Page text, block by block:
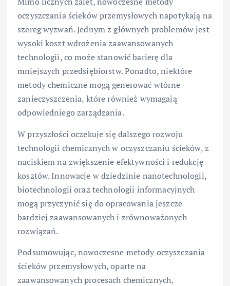
oczyszczania ścieków przemysłowych napotykają na
szereg wyzwań. Jednym z głównych problemów jest
wysoki koszt wdrożenia zaawansowanych
technologii, co może stanowić barierę dla
mniejszych przedsiębiorstw. Ponadto, niektóre
metody chemiczne mogą generować wtórne
zanieczyszczenia, które również wymagają
odpowiedniego zarządzania.
W przyszłości oczekuje się dalszego rozwoju
technologii chemicznych w oczyszczaniu ścieków, z
naciskiem na zwiększenie efektywności i redukcję
kosztów. Innowacje w dziedzinie nanotechnologii,
biotechnologii oraz technologii informacyjnych
mogą przyczynić się do opracowania jeszcze
bardziej zaawansowanych i zrównoważonych
rozwiązań.
Podsumowując, nowoczesne metody oczyszczania
ścieków przemysłowych, oparte na
zaawansowanych procesach chemicznych,